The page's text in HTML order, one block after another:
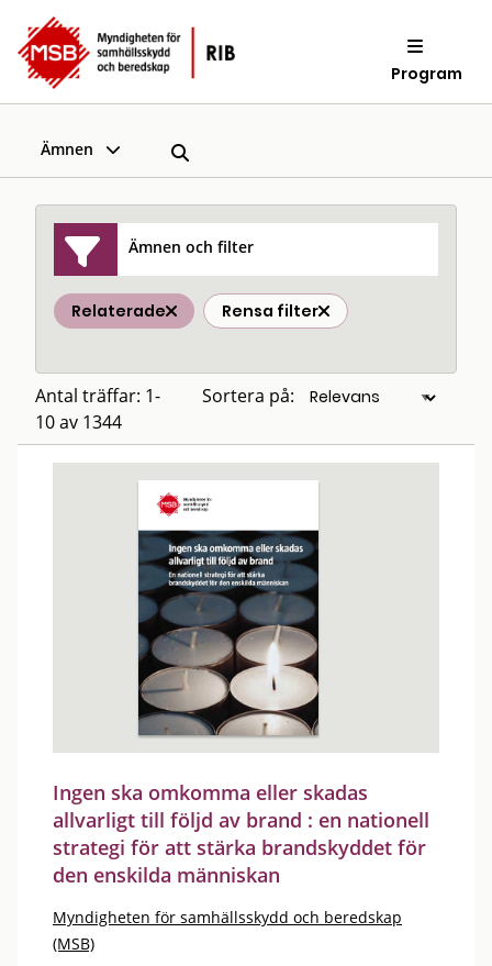
Program
Ämnen
Ämnen och filter
Relaterade Rensa filter
Antal träffar: 1-
10 av 1344
Sortera på:
Ingen ska omkomma eller skadas
allvarligt till följd av brand : en nationell
strategi för att stärka brandskyddet för
den enskilda människan
Myndigheten för samhällsskydd och beredskap
(MSB)